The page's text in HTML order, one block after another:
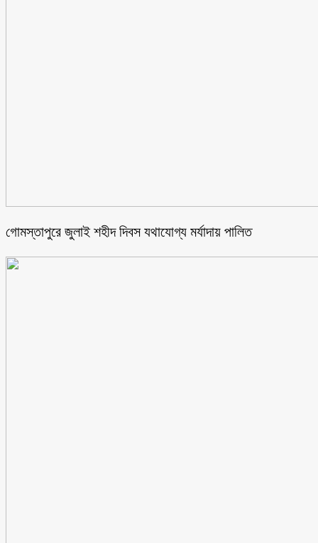
গোমস্তাপুরে জুলাই শহীদ দিবস যথাযোগ্য মর্যাদায় পালিত